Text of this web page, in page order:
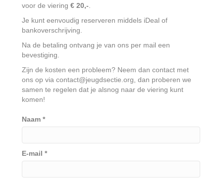
voor de viering € 20,-
Je kunt eenvoudig reserveren middels iDeal of
bankoverschrijving.
Na de betaling ontvang je van ons per mail een
bevestiging.
Zijn de kosten een probleem? Neem dan contact met
ons op via contact@jeugdsectie.org, dan proberen we
samen te regelen dat je alsnog naar de viering kunt
komen!
Naam *
E-mail *